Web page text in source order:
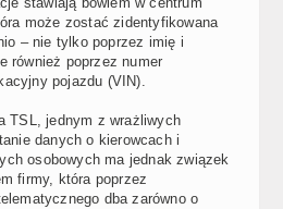
może zostać zidentyfikowana
– nie tylko poprzez imię i
również poprzez numer
pojazdu (VIN).
TSL, jednym z wrażliwych
danych o kierowcach i
osobowych ma jednak związek
firmy, która poprzez
dba zarówno o